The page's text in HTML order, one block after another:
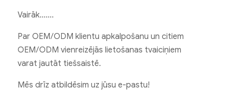
Vairāk…….
Par OEM/ODM klientu apkalpošanu un citiem
OEM/ODM vienreizējās lietošanas tvaiciņiem
varat jautāt tiešsaistē.
Mēs drīz atbildēsim uz jūsu e-pastu!